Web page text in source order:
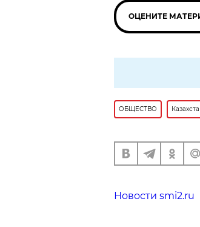
ОЦЕНИТЕ
ОБЩЕСТВО
Новости smi2.ru